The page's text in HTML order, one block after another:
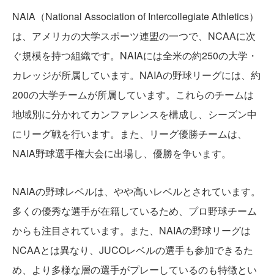
NAIA（National Association of Intercollegiate Athletics）
は、アメリカの大学スポーツ連盟の一つで、NCAAに次
ぐ規模を持つ組織です。NAIAには全米の約250の大学・
カレッジが所属しています。NAIAの野球リーグには、約
200の大学チームが所属しています。これらのチームは
地域別に分かれてカンファレンスを構成し、シーズン中
にリーグ戦を行います。また、リーグ優勝チームは、
NAIA野球選手権大会に出場し、優勝を争います。
NAIAの野球レベルは、やや高いレベルとされています。
多くの優秀な選手が在籍しているため、プロ野球チーム
からも注目されています。また、NAIAの野球リーグは
NCAAとは異なり、JUCOレベルの選手も参加できるた
め、より多様な層の選手がプレーしているのも特徴とい